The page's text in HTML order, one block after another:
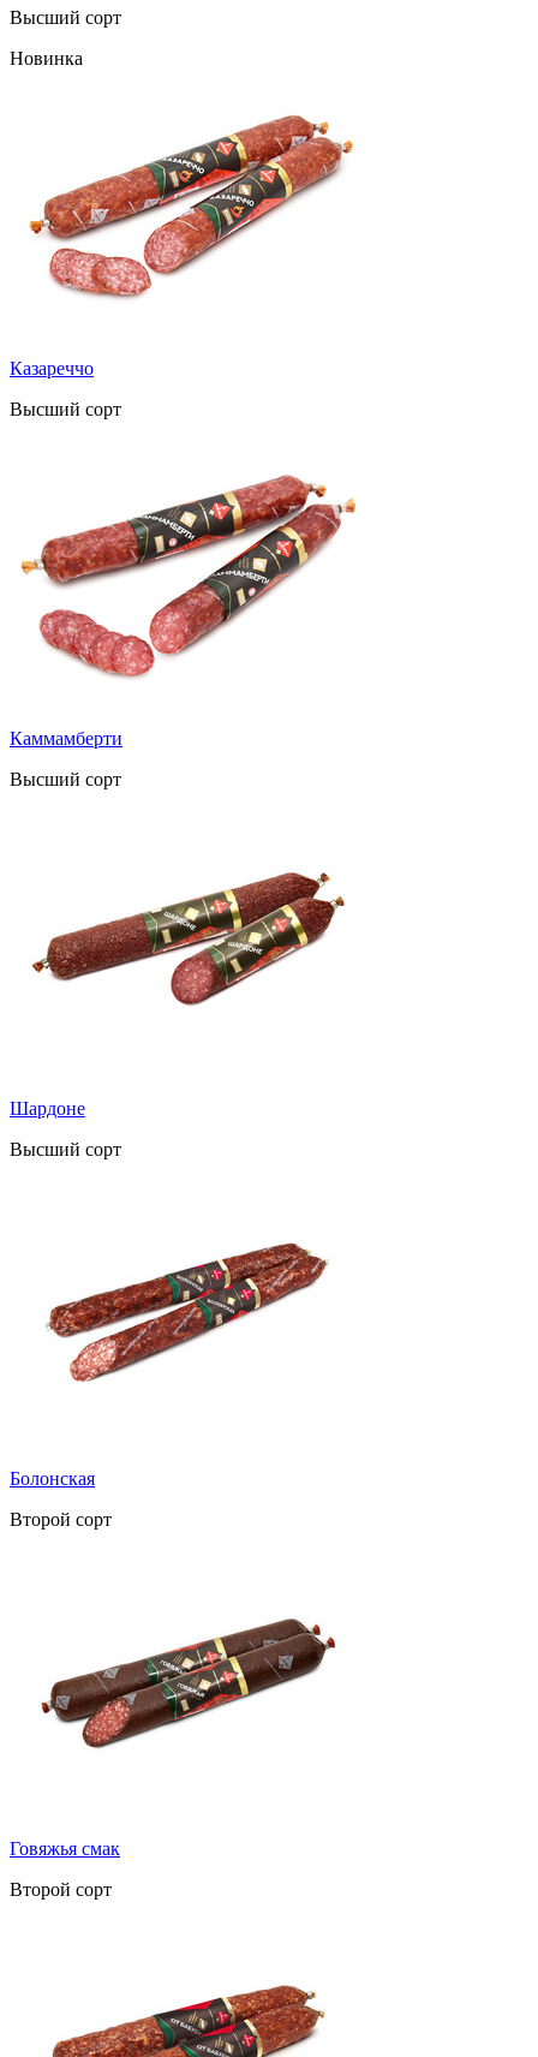
Высший сорт
Новинка
Казареччо
Высший сорт
Каммамберти
Высший сорт
Шардоне
Высший сорт
Болонская
Второй сорт
Говяжья смак
Второй сорт